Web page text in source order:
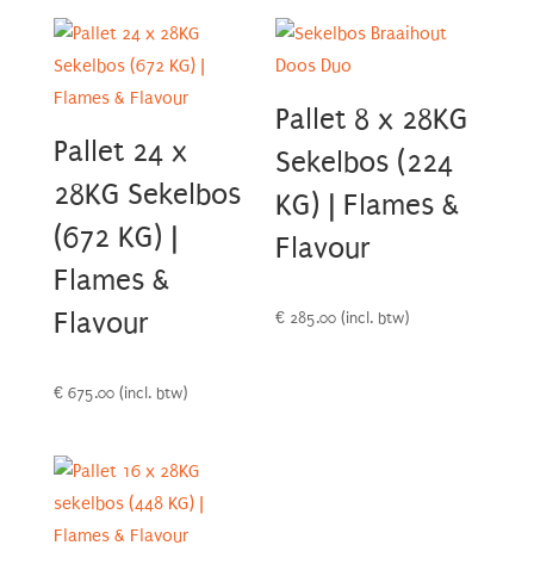
Pallet 24 x
28KG Sekelbos
(672 KG) |
Flames &
Flavour
€675.00 (incl. btw)
Pallet 8 x 28KG
Sekelbos (224
KG) | Flames &
Flavour
€ 285.00 (incl. btw)